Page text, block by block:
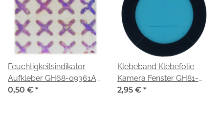
Feuchtigkeitsindikator
Aufkleber GH68-09361A
für Samsung Galaxy Tab
0,50 € *
Klebeband Klebefolie
Kamera Fenster GH81-
24277A für Samsung
2,95 € *